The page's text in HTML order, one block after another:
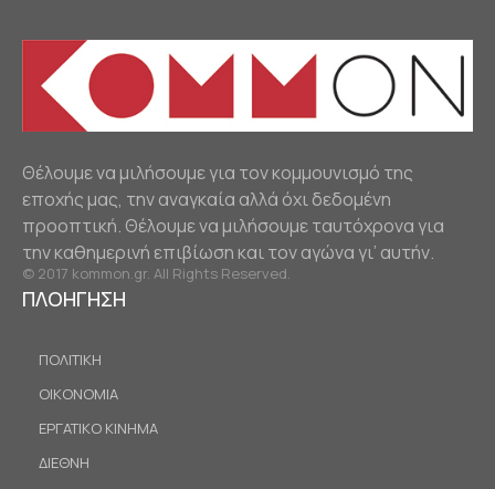
Θέλουμε να μιλήσουμε για τον κομμουνισμό της
εποχής μας, την αναγκαία αλλά όχι δεδομένη
προοπτική. Θέλουμε να μιλήσουμε ταυτόχρονα για
την καθημερινή επιβίωση και τον αγώνα γι’ αυτήν.
© 2017 kommon.gr. All Rights Reserved.
ΠΛΟΗΓΗΣΗ
ΠΟΛΙΤΙΚΗ
ΟΙΚΟΝΟΜΙΑ
ΕΡΓΑΤΙΚΟ ΚΙΝΗΜΑ
ΔΙΕΘΝΗ